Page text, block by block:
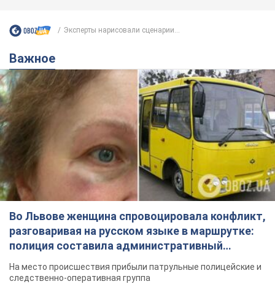
Эксперты нарисовали сценарии...
Важное
Во Львове женщина спровоцировала конфликт,
разговаривая на русском языке в маршрутке:
полиция составила административный
протокол. Видео
На место происшествия прибыли патрульные полицейские и
следственно-оперативная группа